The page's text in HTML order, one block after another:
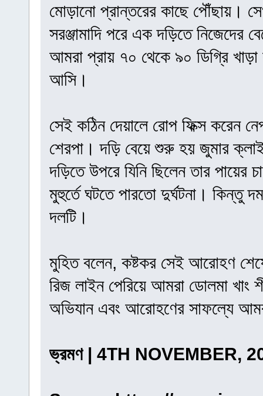
মোড়ানো প্রান্তরের কাছে পৌঁছায়।
সরঞ্জামাদি পরে এক দড়িতে নিজেদের
আমরা প্রায় ৭০ থেকে ৯০ ডিগ্রি খাড়া
আসি।
সেই কঠিন দেয়ালে রোপ ফিক্স করেন
শেরপা। দড়ি বেয়ে শুরু হয় জুমার
দড়িতে উপরে যিনি ছিলেন তার
মুহুর্তে ঘটতে পারতো দুর্ঘটনা। কিন্তু
দলটি।
মুহিত বলেন, কষ্টকর সেই আরোহণ
রিজ লাইন পেরিয়ে আমরা ডোলমা খাং
অভিযান এবং আরোহণের সাফল্যে
ভ্রমণ | 4TH NOVEMBER,